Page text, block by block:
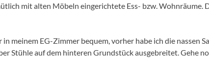
mit alten Möbeln eingerichtete Ess- bzw. Wohnräume.
in meinem EG-Zimmer bequem, vorher habe ich die nassen
Stühle auf dem hinteren Grundstück ausgebreitet. Gehe